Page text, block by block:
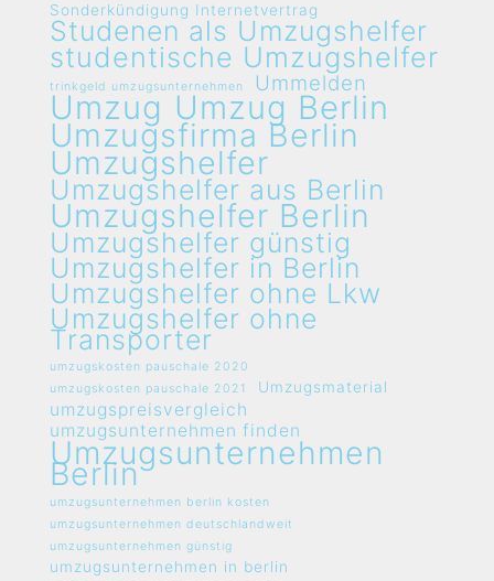
Sonderkündigung Internetvertrag
Studenen als Umzugshelfer
studentische Umzugshelfer
trinkgeld umzugsunternehmen Ummelden
Umzug Umzug Berlin
Umzugsfirma Berlin
Umzugshelfer
Umzugshelfer aus Berlin
Umzugshelfer Berlin
Umzugshelfer günstig
Umzugshelfer in Berlin
Umzugshelfer ohne Lkw
Umzugshelfer ohne
Transporter
umzugskosten pauschale 2020
umzugskosten pauschale 2021
Umzugsmaterial
umzugspreisvergleich
umzugsunternehmen finden
Umzugsunternehmen
Berlin
umzugsunternehmen berlin kosten
umzugsunternehmen deutschlandweit
umzugsunternehmen günstig
umzugsunternehmen in berlin